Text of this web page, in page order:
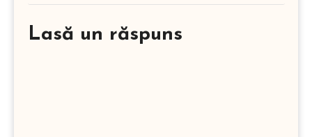
Lasă un răspuns